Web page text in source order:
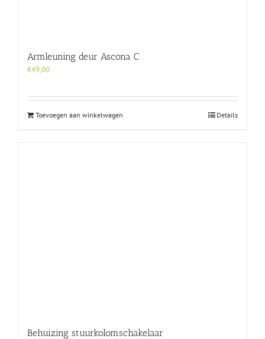
Armleuning deur Ascona C
€49,00
Toevoegen aan winkelwagen Details
Behuizing stuurkolomschakelaar